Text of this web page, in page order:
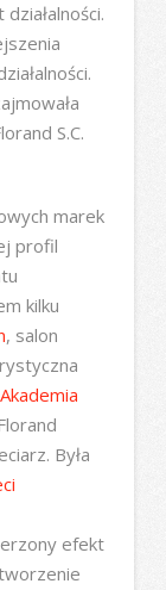
S.C.
marek
profil
kilku
, salon
Akademia
Była
efekt